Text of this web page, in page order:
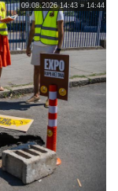
09.08.2026 14:43 » 14:44